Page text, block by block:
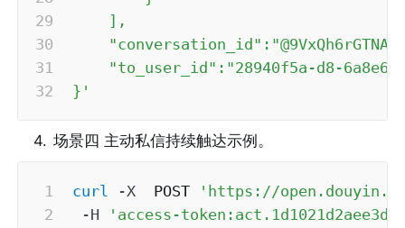
    ],
"to_user_id":"28940f5a-d8-
}'
4. 场景四 主动私信持续触达示例。
curl -X
  POST
'https://
-H
'access-